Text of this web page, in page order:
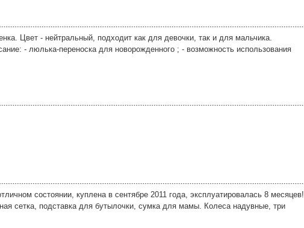
Цвет - нейтральный, подходит как для девочки, так и для мальчика.
- люлька-переноска для новорожденного ; - возможность использования
состоянии, куплена в сентябре 2011 года, эксплуатировалась 8 месяцев!
сетка, подставка для бутылочки, сумка для мамы. Колеса надувные, три